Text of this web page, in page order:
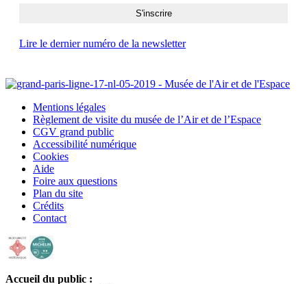
Lire le dernier numéro de la newsletter
Mentions légales
Règlement de visite du musée de l’Air et de l’Espace
CGV grand public
Accessibilité numérique
Cookies
Aide
Foire aux questions
Plan du site
Crédits
Contact
Accueil du public :